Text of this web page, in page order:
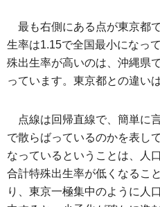
最も右側にある点が東京都
生率は1.15で全国最小になっ
殊出生率が高いのは、沖縄県
っています。東京都との違い
点線は回帰直線で、簡単に
で散らばっているのかを表し
なっているということは、人
合計特殊出生率が低くなるこ
り、東京一極集中のように人